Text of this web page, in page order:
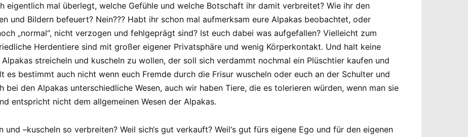
eigentlich mal überlegt, welche Gefühle und welche Botschaft ihr damit verbreitet? Wie ihr den
und Bildern befeuert? Nein??? Habt ihr schon mal aufmerksam eure Alpakas beobachtet, oder
„normal“, nicht verzogen und fehlgeprägt sind? Ist euch dabei was aufgefallen? Vielleicht zum
Herdentiere sind mit großer eigener Privatsphäre und wenig Körperkontakt. Und halt keine
streicheln und kuscheln zu wollen, der soll sich verdammt nochmal ein Plüschtier kaufen und
es bestimmt auch nicht wenn euch Fremde durch die Frisur wuscheln oder euch an der Schulter und
den Alpakas unterschiedliche Wesen, auch wir haben Tiere, die es tolerieren würden, wenn man sie
entspricht nicht dem allgemeinen Wesen der Alpakas.
und –kuscheln so verbreiten? Weil sich‘s gut verkauft? Weil‘s gut fürs eigene Ego und für den eigenen